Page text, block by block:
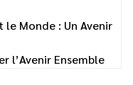
Monde : Un Avenir
l’Avenir Ensemble